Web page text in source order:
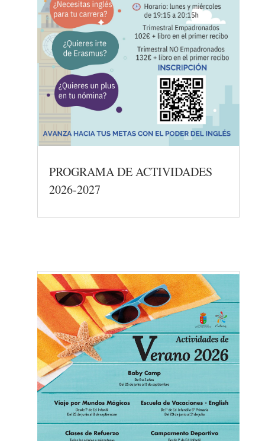
PROGRAMA DE ACTIVIDADES
2026-2027